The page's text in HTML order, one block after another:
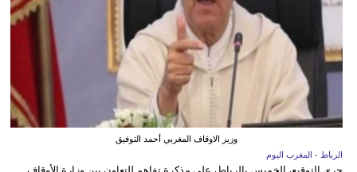
وزير الاوقاف المغربي أحمد التوفيق
الرباط - المغرب اليوم